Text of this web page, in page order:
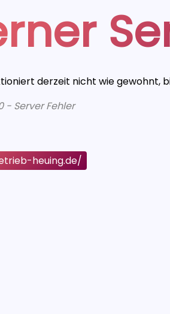
derzeit nicht wie gewohnt,
- Server Fehler
heuing.de/